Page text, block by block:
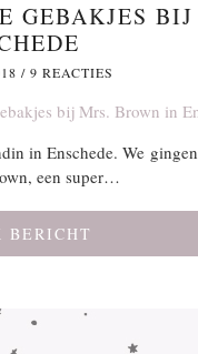
GEBAKJES
/ 9 REACTIES
in Enschede. We
een super…
BERICHT